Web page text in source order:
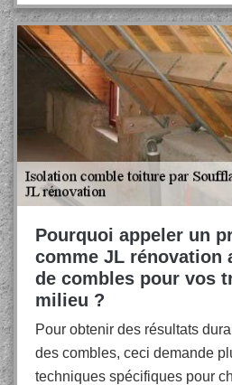
Pourquoi appeler un
comme JL rénovation
de combles pour vos
milieu ?
Pour obtenir des résultats
des combles, ceci demande
techniques spécifiques pour